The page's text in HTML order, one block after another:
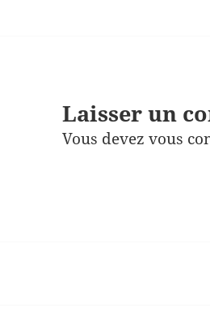
Laisser un
Vous devezvous